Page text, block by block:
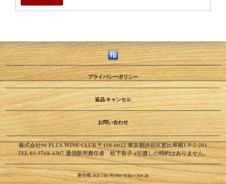
プライバシーポリシー
返品·キャンセル
お問い合わせ
株式会社90 PLUS WINE CLUB 〒150-0022 東京都渋谷区恵比寿南1-9-2-201
TEL 03-5768-4307 通信販売責任者 松下良子 ※引渡しの特約はありません。
著作権 2026 The 90 Plus Wine Club Jp